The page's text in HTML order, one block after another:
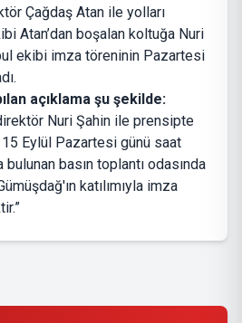
Çağdaş Atan ile yolları
Atan’dan boşalan koltuğa Nuri
ekibi imza töreninin Pazartesi
açıklama şu şekilde:
Nuri Şahin ile prensipte
15 Eylül Pazartesi günü saat
bulunan basın toplantı odasında
katılımıyla imza